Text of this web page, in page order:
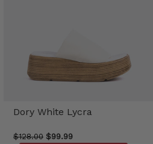
Dory White Lycra
$128.00 $99.99